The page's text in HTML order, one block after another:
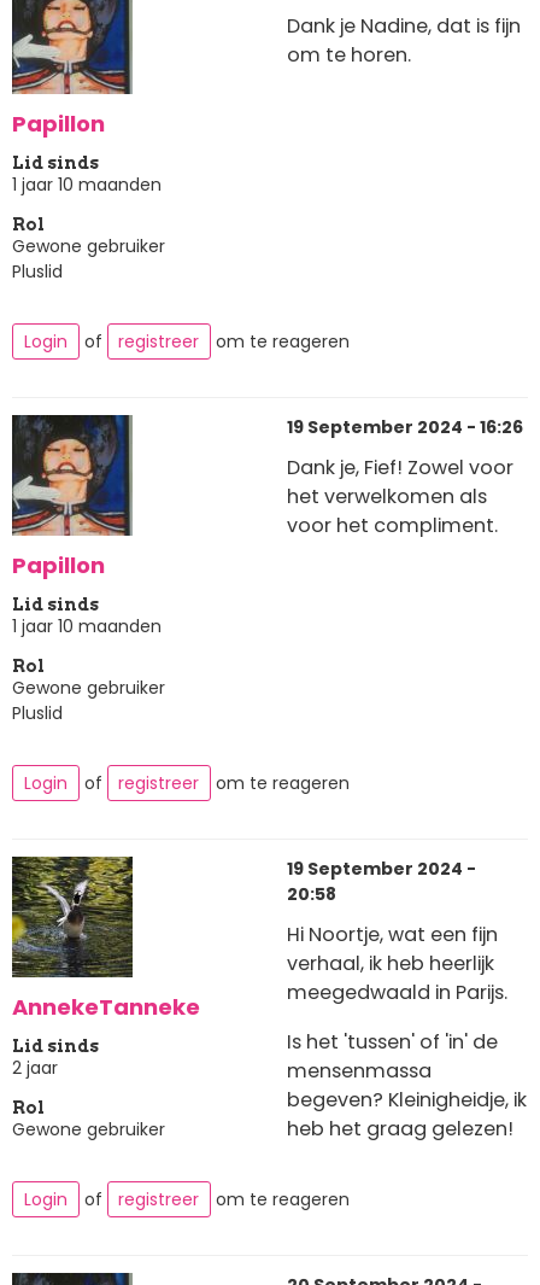
Papillon
Lid sinds
1 jaar 10 maanden
Rol
Gewone gebruiker
Pluslid
Dank je Nadine, dat is fijn
om te horen.
Login of registreer om te reageren
Papillon
Lid sinds
1 jaar 10 maanden
Rol
Gewone gebruiker
Pluslid
19 September 2024 - 16:26
Dank je, Fief! Zowel voor
het verwelkomen als
voor het compliment.
Login of registreer om te reageren
AnnekeTanneke
Lid sinds
2 jaar
Rol
Gewone gebruiker
19 September 2024 -
20:58
Hi Noortje, wat een fijn
verhaal, ik heb heerlijk
meegedwaald in Parijs.
Is het 'tussen' of 'in' de
mensenmassa
begeven? Kleinigheidje, ik
heb het graag gelezen!
Login of registreer om te reageren